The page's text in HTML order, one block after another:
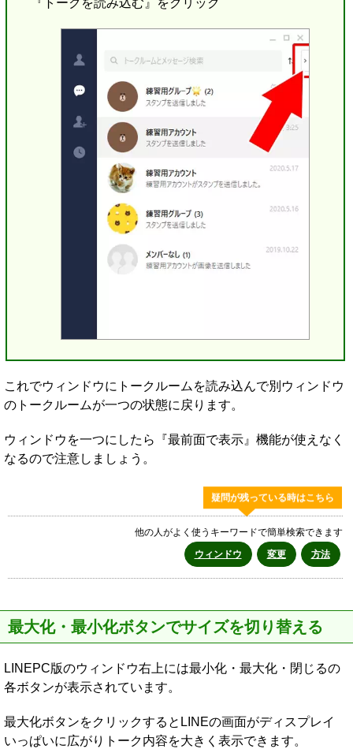
『トークを読み込む』をクリック
これでウィンドウにトークルームを読み込んで別ウィンドウ
のトークルームが一つの状態に戻ります。
ウィンドウを一つにしたら『最前面で表示』機能が使えなく
なるので注意しましょう。
疑問が残っている時はこちら
他の人がよく使うキーワードで簡単検索できます
ウィンドウ
変更 方法
最大化・最小化ボタンでサイズを切り替える
LINEPC版のウィンドウ右上には最小化・最大化・閉じるの
各ボタンが表示されています。
最大化ボタンをクリックするとLINEの画面がディスプレイ
いっぱいに広がりトーク内容を大きく表示できます。